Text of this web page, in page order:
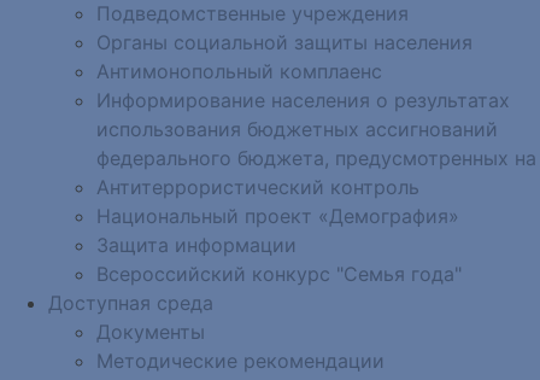
Подведомственные учреждения
Органы социальной защиты населения
Антимонопольный комплаенс
Информирование населения о результатах
использования бюджетных ассигнований
федерального бюджета, предусмотренных на
Антитеррористический контроль
Национальный проект «Демография»
Защита информации
Всероссийский конкурс "Семья года"
Доступная среда
Документы
Методические рекомендации